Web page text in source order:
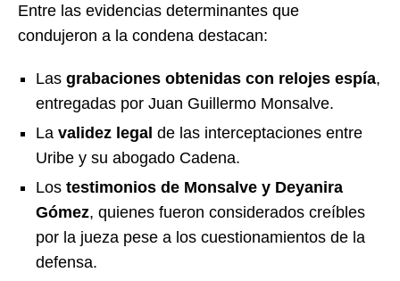
Entre las evidencias determinantes que
condujeron a la condena destacan:
Las grabaciones obtenidas con relojes espía,
entregadas por Juan Guillermo Monsalve.
La validez legal de las interceptaciones entre
Uribe y su abogado Cadena.
Los testimonios de Monsalve y Deyanira
Gómez, quienes fueron considerados creíbles
por la jueza pese a los cuestionamientos de la
defensa.